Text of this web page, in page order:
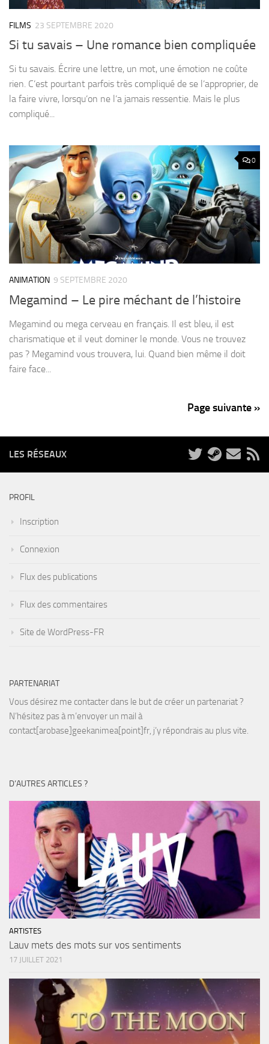
FILMS 23 SEPTEMBRE 2020
Si tu savais – Une romance bien compliquée
Si tu savais. Écrire une lettre, un mot, une émotion ne coûte
rien. C’est pourtant parfois très compliqué de se l’approprier, de
la faire vivre, lorsqu’on ne l’a jamais ressentie. Mais le plus
compliqué...
0
ANIMATION 9 SEPTEMBRE 2020
Megamind – Le pire méchant de l’histoire
Megamind ou mega cerveau en français. Il est bleu, il est
charismatique et il veut dominer le monde. Vous ne trouvez
pas ? Megamind vous trouvera, lui. Quand bien même il doit
faire face...
Page suivante »
LES RÉSEAUX
PROFIL
Inscription
Connexion
Flux des publications
Flux des commentaires
Site de WordPress-FR
PARTENARIAT
Vous désirez me contacter dans le but de créer un partenariat ?
N’hésitez pas à m’envoyer un mail à
contact[arobase]geekanimea[point]fr, j’y répondrais au plus vite.
D’AUTRES ARTICLES ?
ARTISTES
Lauv mets des mots sur vos sentiments
17 JUILLET 2021